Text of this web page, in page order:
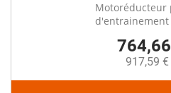
Motoréducteur
d'entrainement
917,59 €